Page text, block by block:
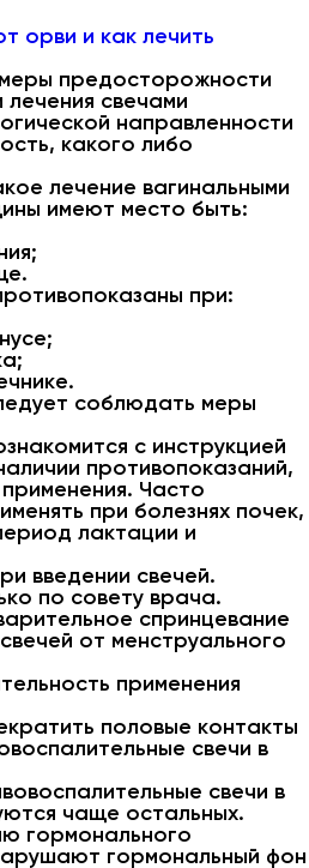
орви и как лечить
предосторожности
свечами
направленности
какого либо
лечение вагинальными
имеют место быть:
при:
соблюдать меры
с инструкцией
противопоказаний,
Часто
при болезнях почек,
лактации и
введении свечей.
по совету врача.
спринцевание
от менструального
применения
половые контакты
свечи в
свечи в
чаще остальных.
гормонального
гормональный фон